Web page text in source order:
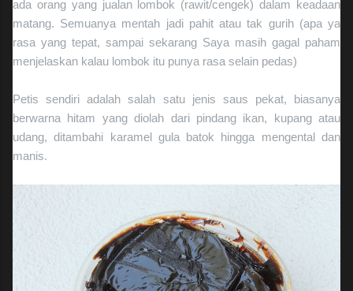
ada orang yang jualan lombok (rawit/cengek) dalam keadaan
matang. Semuanya mentah jadi pahit atau tak gurih (apa ya
rasa yang tepat, sampai sekarang Saya masih gagal paham
menjelaskan kalau lombok itu punya rasa selain pedas)
Petis sendiri adalah salah satu jenis saus pekat, biasanya
berwarna hitam yang diolah dari pindang ikan, kupang atau
udang, ditambahi karamel gula batok hingga mengental dan
manis.